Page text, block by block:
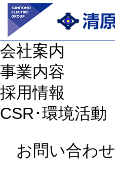
会社案内
事業内容
採用情報
CSR･環境活動
お問い合わせ